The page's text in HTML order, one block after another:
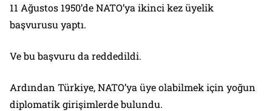
11 Ağustos 1950’de NATO’ya ikinci kez üyelik
başvurusu yaptı.
Ve bu başvuru da reddedildi.
Ardından Türkiye, NATO’ya üye olabilmek için yoğun
diplomatik girişimlerde bulundu.